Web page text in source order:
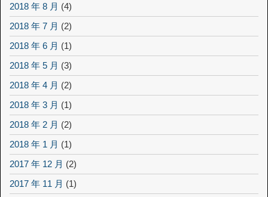
2018 年 8 月 (4)
2018 年 7 月 (2)
2018 年 6 月 (1)
2018 年 5 月 (3)
2018 年 4 月 (2)
2018 年 3 月 (1)
2018 年 2 月 (2)
2018 年 1 月 (1)
2017 年 12 月 (2)
2017 年 11 月 (1)